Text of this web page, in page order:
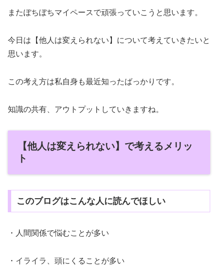
またぼちぼちマイペースで頑張っていこうと思います。
今日は【他人は変えられない】について考えていきたいと
思います。
この考え方は私自身も最近知ったばっかりです。
知識の共有、アウトプットしていきますね。
【他人は変えられない】で考えるメリッ
ト
このブログはこんな人に読んでほしい
・人間関係で悩むことが多い
・イライラ、頭にくることが多い